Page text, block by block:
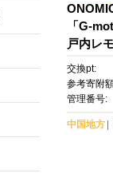
「G-
戸内レ
寄せ 飲
道市】
交換pt:
参考寄附
管理番号:
中国地方